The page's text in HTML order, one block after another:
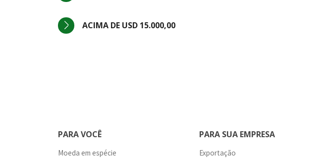
ACIMA DE USD 15.000,00
PARA VOCÊ
Moeda em espécie
PARA SUA EMPRESA
Exportação